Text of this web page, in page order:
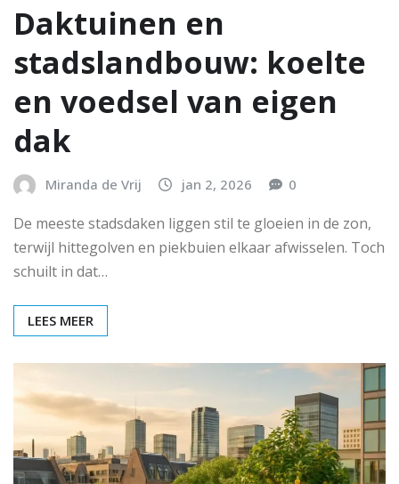
Daktuinen en
stadslandbouw: koelte
en voedsel van eigen
dak
Miranda de Vrij jan 2, 2026 0
De meeste stadsdaken liggen stil te gloeien in de zon,
terwijl hittegolven en piekbuien elkaar afwisselen. Toch
schuilt in dat…
LEES MEER